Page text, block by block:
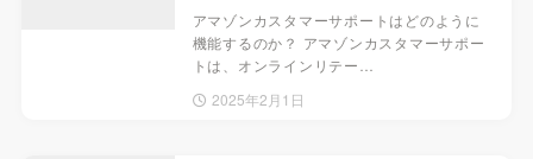
アマゾンカスタマーサポートはどのように
機能するのか？ アマゾンカスタマーサポー
トは、オンラインリテー…
2025年2月1日